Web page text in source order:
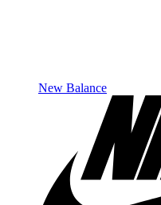
New Balance